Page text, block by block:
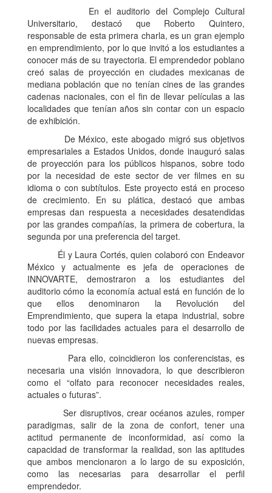
En el auditorio del Complejo Cultural
Universitario, destacó que Roberto Quintero,
responsable de esta primera charla, es un gran ejemplo
en emprendimiento, por lo que invitó a los estudiantes a
conocer más de su trayectoria. El emprendedor poblano
creó salas de proyección en ciudades mexicanas de
mediana población que no tenían cines de las grandes
cadenas nacionales, con el fin de llevar películas a las
localidades que tenían años sin contar con un espacio
de exhibición.
De México, este abogado migró sus objetivos
empresariales a Estados Unidos, donde inauguró salas
de proyección para los públicos hispanos, sobre todo
por la necesidad de este sector de ver filmes en su
idioma o con subtítulos. Este proyecto está en proceso
de crecimiento. En su plática, destacó que ambas
empresas dan respuesta a necesidades desatendidas
por las grandes compañías, la primera de cobertura, la
segunda por una preferencia del target.
Él y Laura Cortés, quien colaboró con Endeavor
México y actualmente es jefa de operaciones de
INNOVARTE, demostraron a los estudiantes del
auditorio cómo la economía actual está en función de lo
que ellos denominaron la Revolución del
Emprendimiento, que supera la etapa industrial, sobre
todo por las facilidades actuales para el desarrollo de
nuevas empresas.
Para ello, coincidieron los conferencistas, es
necesaria una visión innovadora, lo que describieron
como el “olfato para reconocer necesidades reales,
actuales o futuras”.
Ser disruptivos, crear océanos azules, romper
paradigmas, salir de la zona de confort, tener una
actitud permanente de inconformidad, así como la
capacidad de transformar la realidad, son las aptitudes
que ambos mencionaron a lo largo de su exposición,
como las necesarias para desarrollar el perfil
emprendedor.